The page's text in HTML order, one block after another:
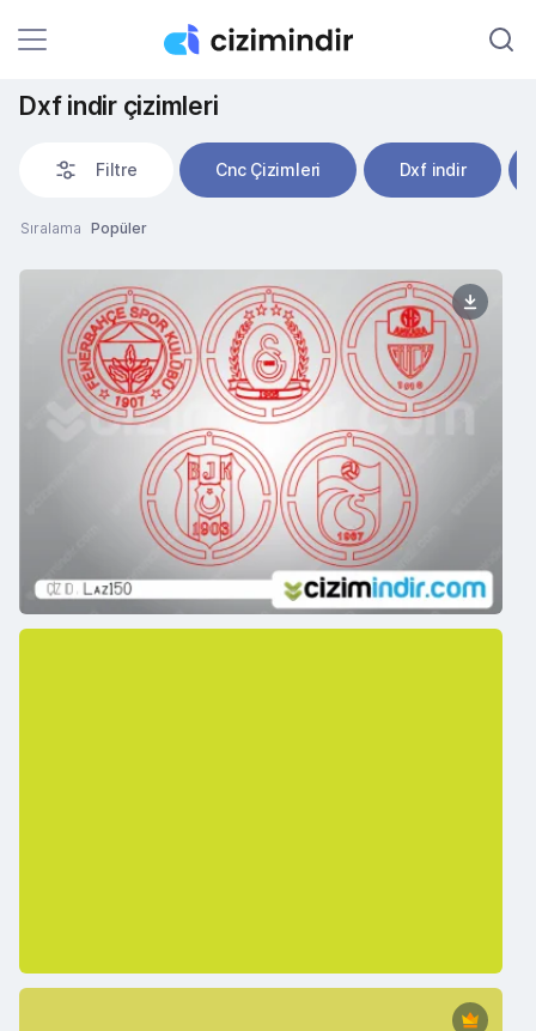
Dxf indir çizimleri
Filtre Cnc Çizimleri Dxf indir
Sıralama Popüler